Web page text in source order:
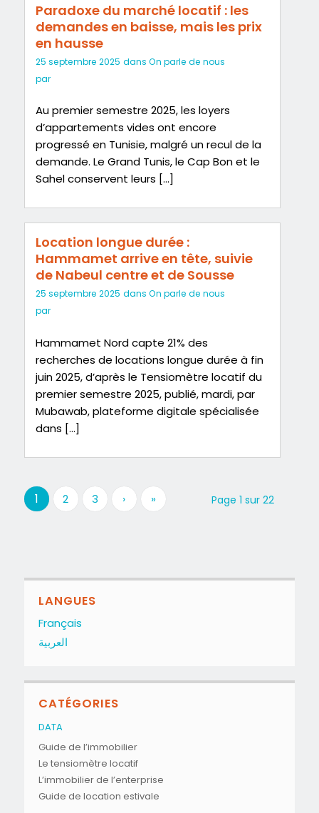
Paradoxe du marché locatif : les
demandes en baisse, mais les prix
en hausse
25 septembre 2025 dans On parle de nous
par
Au premier semestre 2025, les loyers
d’appartements vides ont encore
progressé en Tunisie, malgré un recul de la
demande. Le Grand Tunis, le Cap Bon et le
Sahel conservent leurs […]
Location longue durée :
Hammamet arrive en tête, suivie
de Nabeul centre et de Sousse
25 septembre 2025 dans On parle de nous
par
Hammamet Nord capte 21% des
recherches de locations longue durée à fin
juin 2025, d’après le Tensiomètre locatif du
premier semestre 2025, publié, mardi, par
Mubawab, plateforme digitale spécialisée
dans […]
Page 1 sur 22
1 2 3 › »
LANGUES
Français
العربية
CATÉGORIES
DATA
Guide de l’immobilier
Le tensiomètre locatif
L’immobilier de l’enterprise
Guide de location estivale